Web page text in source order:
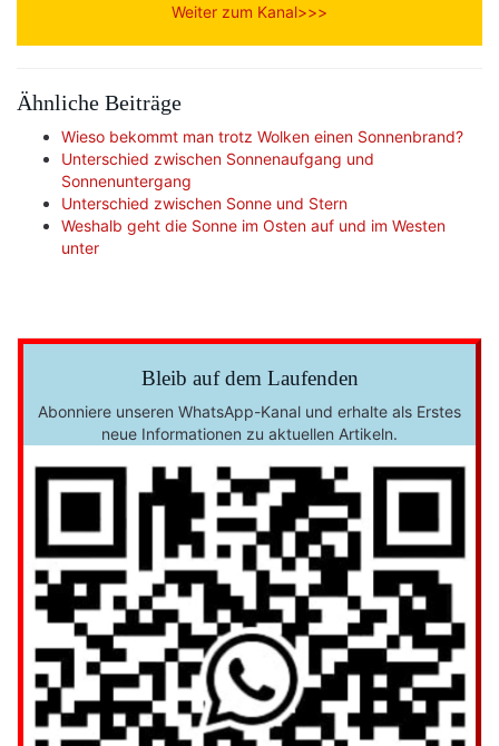
Weiter zum Kanal>>>
Ähnliche Beiträge
Wieso bekommt man trotz Wolken einen Sonnenbrand?
Unterschied zwischen Sonnenaufgang und
Sonnenuntergang
Unterschied zwischen Sonne und Stern
Weshalb geht die Sonne im Osten auf und im Westen
unter
Bleib auf dem Laufenden
Abonniere unseren WhatsApp-Kanal und erhalte als Erstes
neue Informationen zu aktuellen Artikeln.